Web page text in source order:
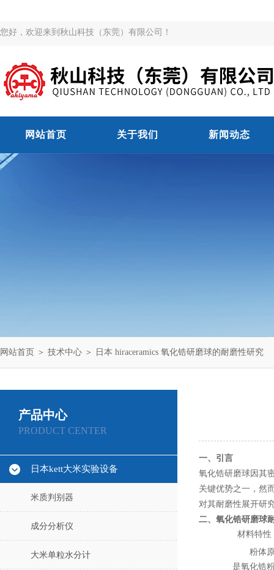
您好，欢迎来到秋山科技（东莞）有限公司！
网站首页 关于我们 新闻动态
网站首页 ＞ 技术中心 ＞ 日本 hiraceramics 氧化锆研磨球的耐磨性研究
产品中心
PRODUCT CENTER
日本kett大米实验设备
米质判别器
成分分析仪
大米单粒水分计
一、引言
氧化锆研磨球因其
关键优势之一，然
对其耐磨性展开研
二、氧化锆研磨球
材料特性
粉体
是氧化锆